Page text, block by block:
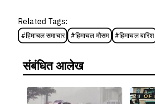
Related Tags:
#हिमाचल समाचार #हिमाचल मौसम #हिमाचल बारिश
संबंधित आलेख